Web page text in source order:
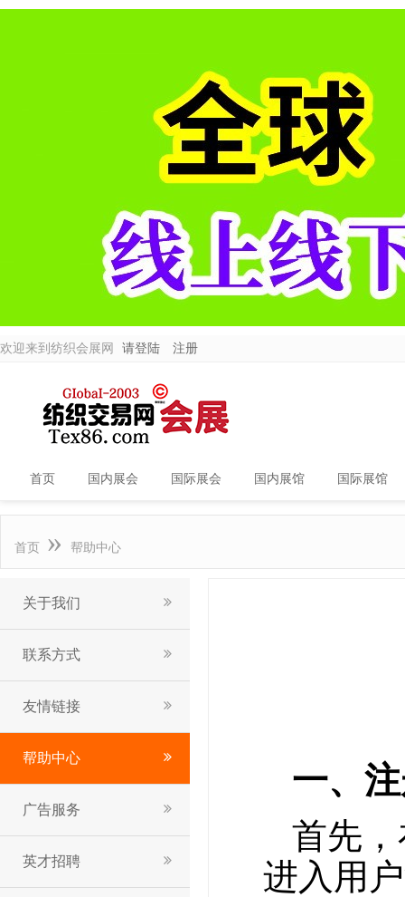
欢迎来到纺织会展网 请登陆 注册
首页 国内展会 国际展会 国内展馆 国际展馆
首页 » 帮助中心
关于我们
联系方式
友情链接
帮助中心
广告服务
英才招聘
一、
首先
进入用